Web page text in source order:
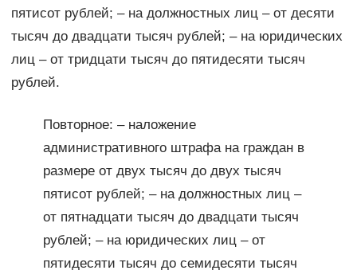
пятисот рублей; – на должностных лиц – от десяти
тысяч до двадцати тысяч рублей; – на юридических
лиц – от тридцати тысяч до пятидесяти тысяч
рублей.
Повторное: – наложение
административного штрафа на граждан в
размере от двух тысяч до двух тысяч
пятисот рублей; – на должностных лиц –
от пятнадцати тысяч до двадцати тысяч
рублей; – на юридических лиц – от
пятидесяти тысяч до семидесяти тысяч